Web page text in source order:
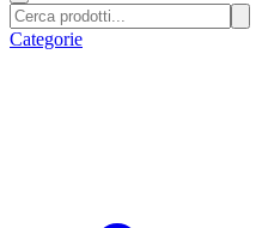
Categorie